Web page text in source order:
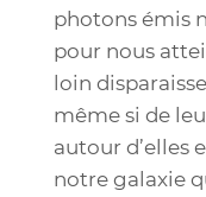
photons émis
pour nous
loin
même si de
autour d’elles
notre galaxie